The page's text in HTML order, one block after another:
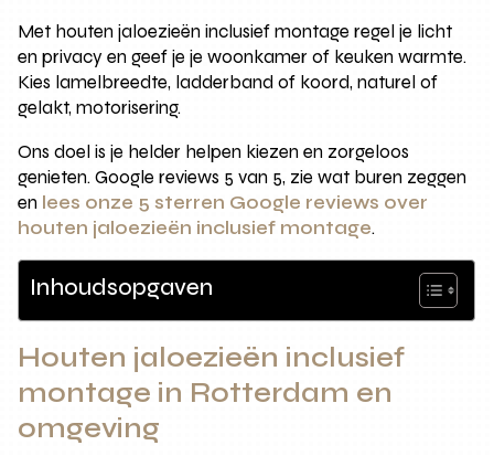
Met houten jaloezieën inclusief montage regel je licht
en privacy en geef je je woonkamer of keuken warmte.
Kies lamelbreedte, ladderband of koord, naturel of
gelakt, motorisering.
Ons doel is je helder helpen kiezen en zorgeloos
genieten. Google reviews 5 van 5, zie wat buren zeggen
en lees onze 5 sterren Google reviews over
houten jaloezieën inclusief montage.
Inhoudsopgaven
Houten jaloezieën inclusief
montage in Rotterdam en
omgeving